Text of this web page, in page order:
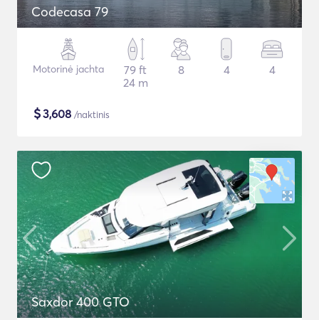
Codecasa 79
Motorinė jachta
79 ft
24 m
8 4 4
$3,608 /naktinis
Saxdor 400 GTO